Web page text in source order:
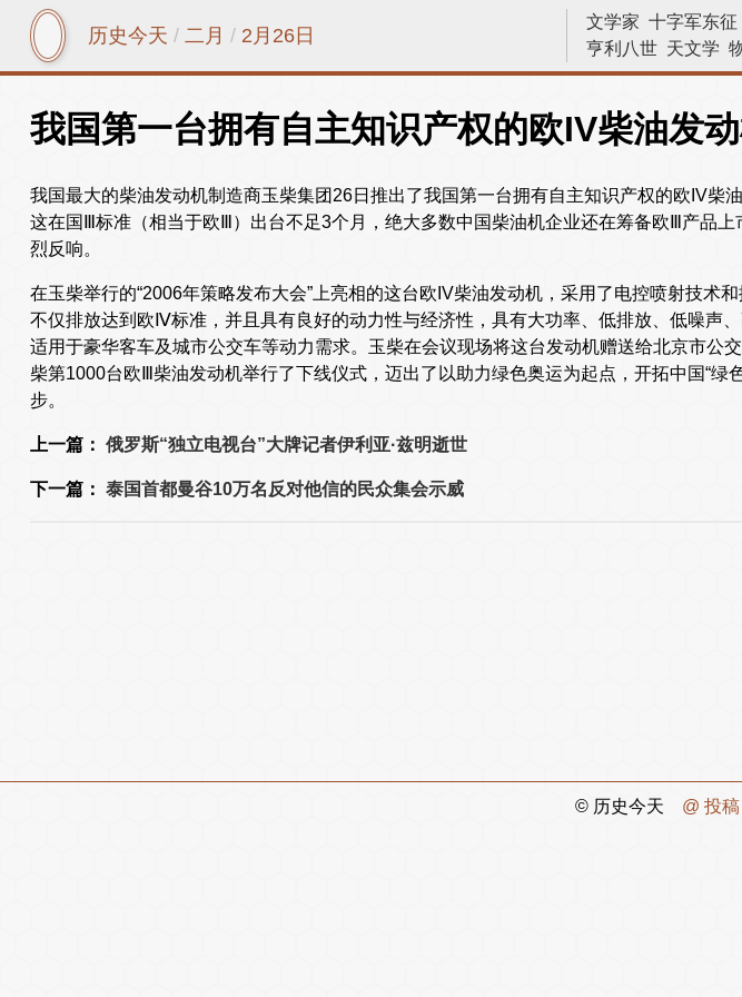
历史今天 / 二月 / 2月26日
文学家 十字军东征
亨利八世 天文学
小说家 林则徐 原
战役 侵略 数学家
我国第一台拥有自主知识产权的欧IV柴油发
我国最大的柴油发动机制造商玉柴集团26日推出了我国第一台拥有自主知识产权的欧IV柴
这在国Ⅲ标准（相当于欧Ⅲ）出台不足3个月，绝大多数中国柴油机企业还在筹备欧Ⅲ产品上
烈反响。
在玉柴举行的“2006年策略发布大会”上亮相的这台欧IV柴油发动机，采用了电控喷射技术和
不仅排放达到欧Ⅳ标准，并且具有良好的动力性与经济性，具有大功率、低排放、低噪声、
适用于豪华客车及城市公交车等动力需求。玉柴在会议现场将这台发动机赠送给北京市公
柴第1000台欧Ⅲ柴油发动机举行了下线仪式，迈出了以助力绿色奥运为起点，开拓中国“绿
步。
上一篇： 俄罗斯“独立电视台”大牌记者伊利亚·兹明逝世
下一篇： 泰国首都曼谷10万名反对他信的民众集会示威
© 历史今天 @ 投稿